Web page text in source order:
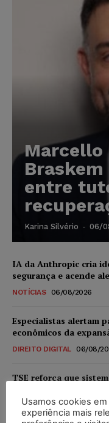
Marcello
entre
Karina Silvério - 06/
IA da Anthropic cria
segurança e acende
NOTÍCIAS 06/08/2026
Especialistas alertam
econômicos da
DIREITO DIGITAL 06/08/
TSE reforça que
NOTÍCIAS 06/08/2026
Usamos cookies
experiência mais